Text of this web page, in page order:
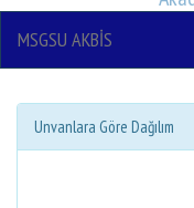
MSGSU AKBİS
Unvanlara Göre Dağılım